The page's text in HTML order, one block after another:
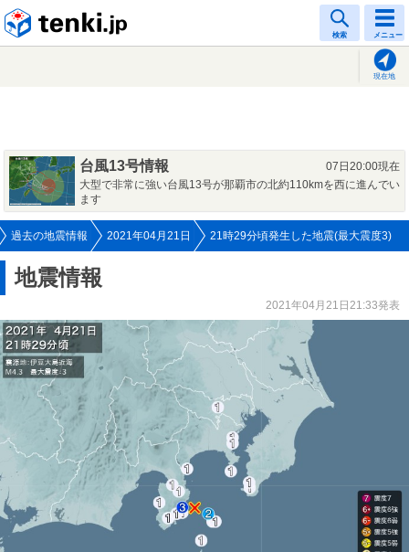
検索 メニュー
現在地
台風13号情報
07日20:00現在
大型で非常に強い台風13号が那覇市の北約110kmを西に進んでい
ます
過去の地震情報 2021年04月21日 21時29分頃発生した地震(最大震度3)
地震情報
2021年04月21日21:33発表